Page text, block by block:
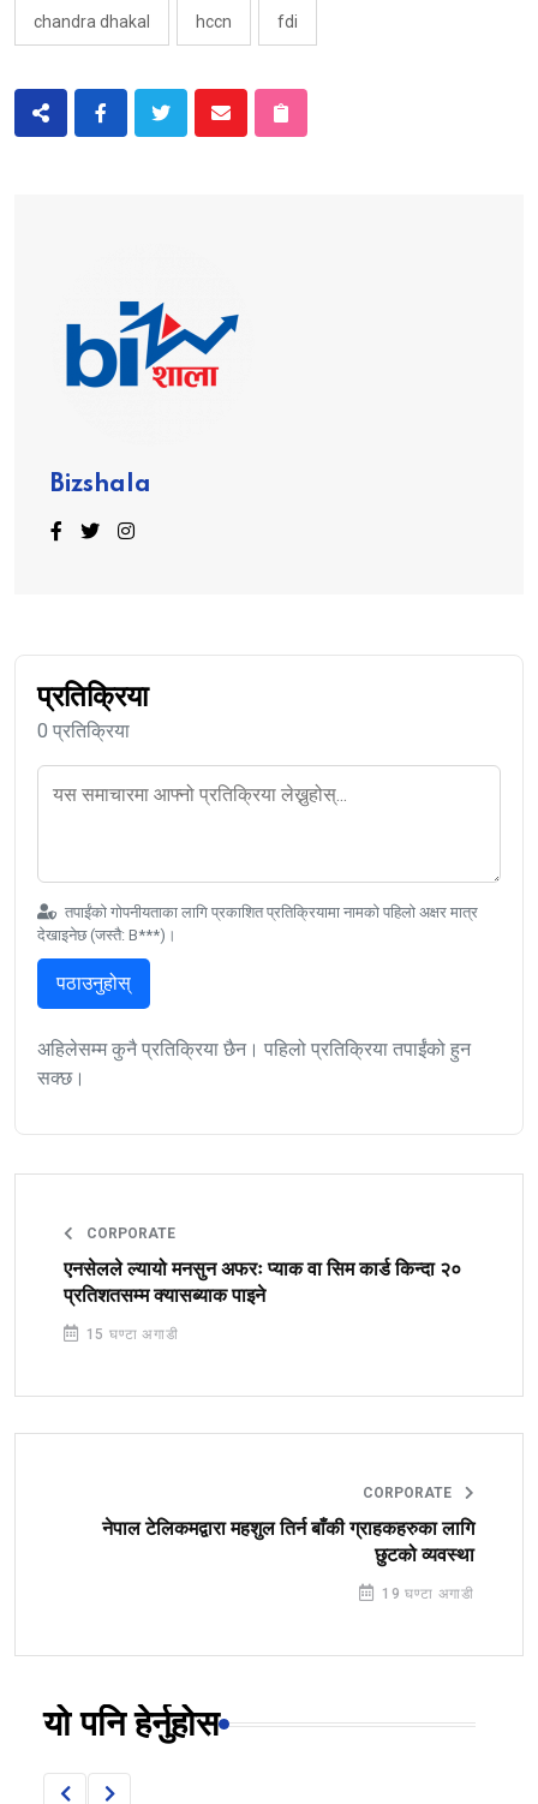
chandra dhakal hccn fdi
Bizshala
प्रतिक्रिया
0 प्रतिक्रिया
तपाईंको गोपनीयताका लागि प्रकाशित प्रतिक्रियामा नामको पहिलो अक्षर मात्र
देखाइनेछ (जस्तै: B***)।
पठाउनुहोस्
अहिलेसम्म कुनै प्रतिक्रिया छैन। पहिलो प्रतिक्रिया तपाईंको हुन
सक्छ।
CORPORATE
एनसेलले ल्यायो मनसुन अफरः प्याक वा सिम कार्ड किन्दा २०
प्रतिशतसम्म क्यासब्याक पाइने
15 घण्टा अगाडी
CORPORATE
नेपाल टेलिकमद्वारा महशुल तिर्न बाँकी ग्राहकहरुका लागि
छुटको व्यवस्था
19 घण्टा अगाडी
यो पनि हेर्नुहोस